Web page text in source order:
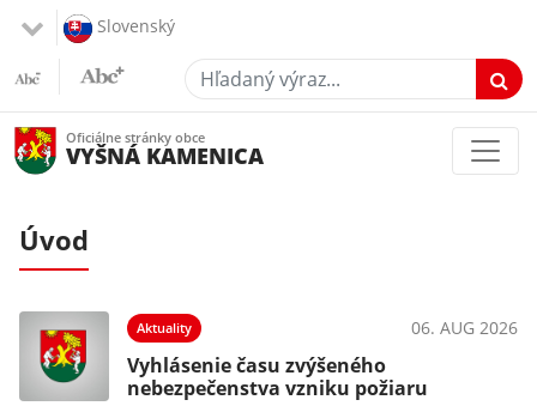
Slovenský
Hľadaný výraz...
Oficiálne stránky obce
VYŠNÁ KAMENICA
Úvod
Aktuality 06. AUG 2026
Vyhlásenie času zvýšeného
nebezpečenstva vzniku požiaru